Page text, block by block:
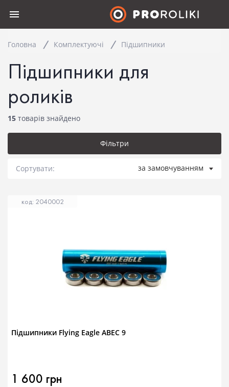
Головна Комплектуючi Пiдшипники
Підшипники для
роликів
15 товарів знайдено
Фільтри
Сортувати: за замовчуванням
код: 2040002
Підшипники Flying Eagle ABEC 9
1 600 грн